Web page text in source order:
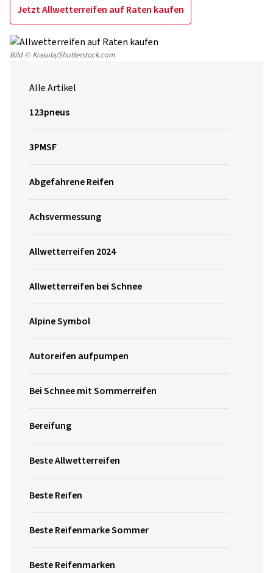
Jetzt Allwetterreifen auf Raten kaufen
Bild © Krasula/Shutterstock.com
Alle Artikel
123pneus
3PMSF
Abgefahrene Reifen
Achsvermessung
Allwetterreifen 2024
Allwetterreifen bei Schnee
Alpine Symbol
Autoreifen aufpumpen
Bei Schnee mit Sommerreifen
Bereifung
Beste Allwetterreifen
Beste Reifen
Beste Reifenmarke Sommer
Beste Reifenmarken